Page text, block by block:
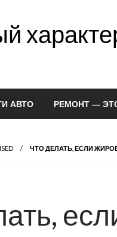
АВТО РЕМОНТ —
ЧТО ДЕЛАТЬ, ЕСЛИ